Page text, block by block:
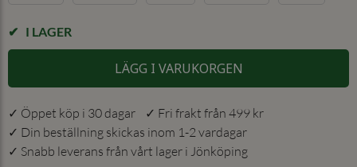
I LAGER
LÄGG I VARUKORGEN
✓ Öppet köp i 30 dagar ✓ Fri frakt från 499 kr
✓ Din beställning skickas inom 1-2 vardagar
✓ Snabb leverans från vårt lager i Jönköping